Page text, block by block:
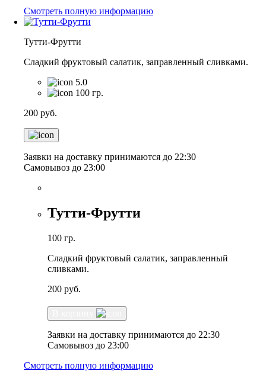
Смотреть полную информацию
Тутти-Фрутти
Сладкий фруктовый салатик, заправленный сливками.
5.0
100 гр.
200 руб.
Заявки на доставку принимаются до 22:30
Самовывоз до 23:00
Тутти-Фрутти
100 гр.
Сладкий фруктовый салатик, заправленный
сливками.
200 руб.
Заявки на доставку принимаются до 22:30
Самовывоз до 23:00
Смотреть полную информацию